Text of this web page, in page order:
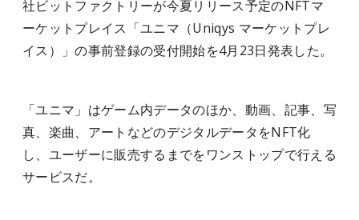
社ビットファクトリーが今夏リリース予定のNFTマ
ーケットプレイス「ユニマ（Uniqys マーケットプレ
イス）」の事前登録の受付開始を4月23日発表した。
「ユニマ」はゲーム内データのほか、動画、記事、写
真、楽曲、アートなどのデジタルデータをNFT化
し、ユーザーに販売するまでをワンストップで行える
サービスだ。